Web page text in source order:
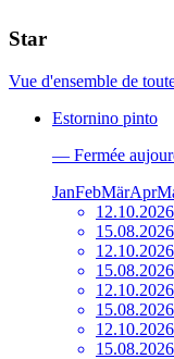
Star
Vue d'ensemble de
Estornino pinto
— Fermée
JanFebMärApr